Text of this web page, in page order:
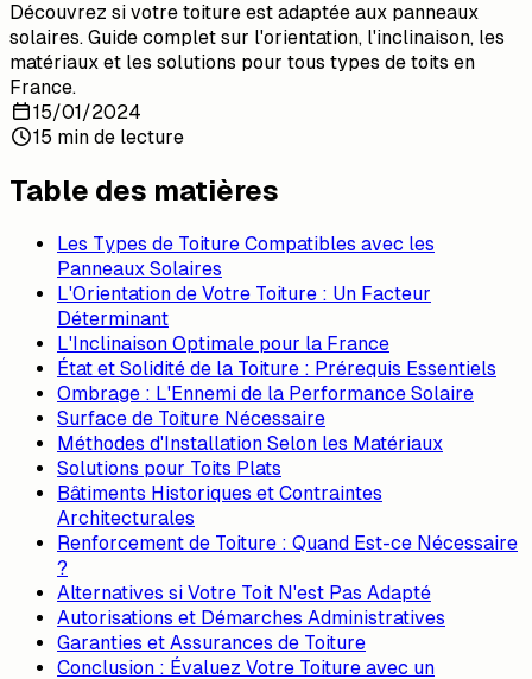
Découvrez si votre toiture est adaptée aux panneaux
solaires. Guide complet sur l'orientation, l'inclinaison, les
matériaux et les solutions pour tous types de toits en
France.
15/01/2024
15 min de lecture
Table des matières
Les Types de Toiture Compatibles avec les
Panneaux Solaires
L'Orientation de Votre Toiture : Un Facteur
Déterminant
L'Inclinaison Optimale pour la France
État et Solidité de la Toiture : Prérequis Essentiels
Ombrage : L'Ennemi de la Performance Solaire
Surface de Toiture Nécessaire
Méthodes d'Installation Selon les Matériaux
Solutions pour Toits Plats
Bâtiments Historiques et Contraintes
Architecturales
Renforcement de Toiture : Quand Est-ce Nécessaire
?
Alternatives si Votre Toit N'est Pas Adapté
Autorisations et Démarches Administratives
Garanties et Assurances de Toiture
Conclusion : Évaluez Votre Toiture avec un